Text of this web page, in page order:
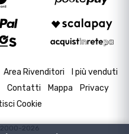
Area Rivenditori
I più venduti
Contatti Mappa
Privacy
Cookie
2026